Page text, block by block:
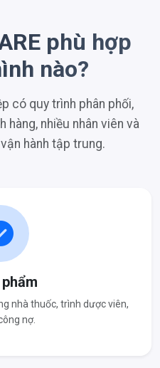
phù hợp
nào?
có quy trình phân phối,
hàng, nhiều nhân viên và
hành tập trung.
nhà thuốc, trình dược viên,
nợ.